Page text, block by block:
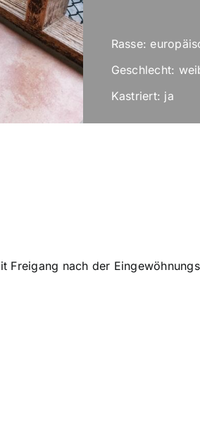
Rasse:
Geschlecht:
Kastriert: ja
Freigang nach der